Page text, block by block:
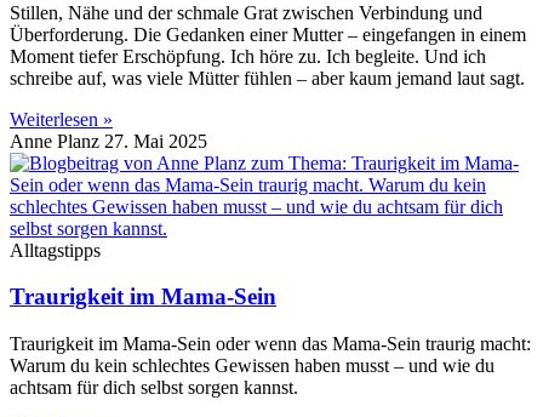
Stillen, Nähe und der schmale Grat zwischen Verbindung und
Überforderung. Die Gedanken einer Mutter – eingefangen in einem
Moment tiefer Erschöpfung. Ich höre zu. Ich begleite. Und ich
schreibe auf, was viele Mütter fühlen – aber kaum jemand laut sagt.
Weiterlesen »
Anne Planz 27. Mai 2025
Alltagstipps
Traurigkeit im Mama-Sein
Traurigkeit im Mama-Sein oder wenn das Mama-Sein traurig macht:
Warum du kein schlechtes Gewissen haben musst – und wie du
achtsam für dich selbst sorgen kannst.